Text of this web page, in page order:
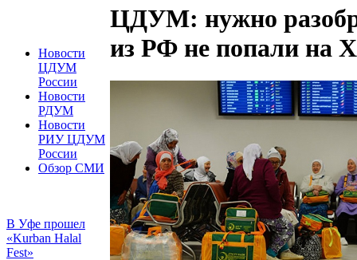
Новости
ЦДУМ
России
Новости
РДУМ
Новости
РИУ ЦДУМ
России
Обзор СМИ
В Уфе прошел
«Kurban Halal
Fest»
ЦДУМ: нужно
из РФ не попали на